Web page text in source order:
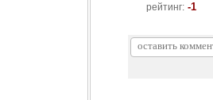
рейтинг: -1